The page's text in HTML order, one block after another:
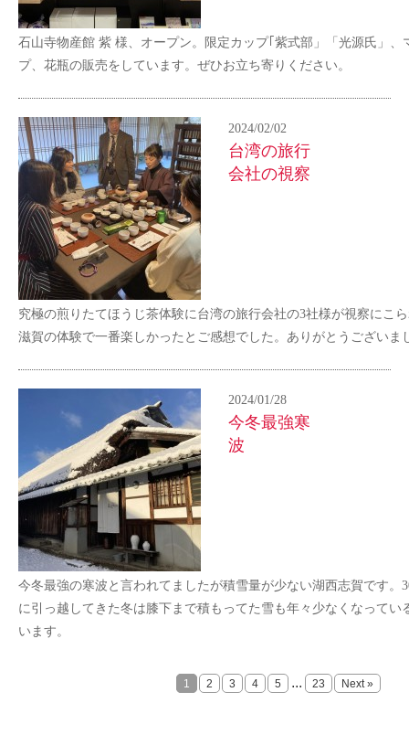
石山寺物産館 紫 様、オープン。限定カップ｢紫式部」「光源氏」、
プ、花瓶の販売をしています。ぜひお立ち寄りください。
2024/02/02
台湾の旅行
会社の視察
究極の煎りたてほうじ茶体験に台湾の旅行会社の3社様が視察にこ
滋賀の体験で一番楽しかったとご感想でした。ありがとうございま
2024/01/28
今冬最強寒
波
今冬最強の寒波と言われてましたが積雪量が少ない湖西志賀です。
に引っ越してきた冬は膝下まで積もってた雪も年々少なくなってい
います。
1 2 3 4 5 ... 23 Next »